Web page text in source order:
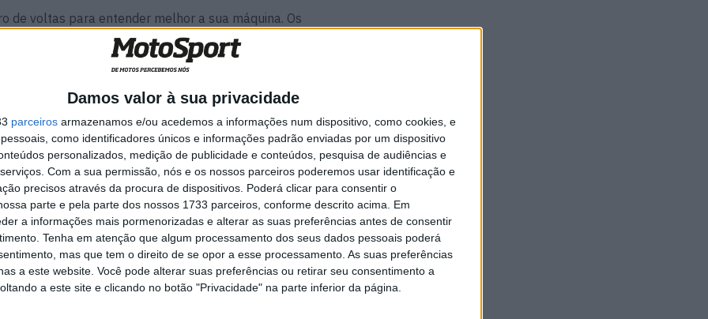
Damos valor à sua privacidade
parceiros armazenamos e/ou acedemos a informações num dispositivo, como cookies, e
como identificadores únicos e informações padrão enviadas por um dispositivo
personalizados, medição de publicidade e conteúdos, pesquisa de audiências e
Com a sua permissão, nós e os nossos parceiros poderemos usar identificação e
precisos através da procura de dispositivos. Poderá clicar para consentir o
parte e pela parte dos nossos 1733 parceiros, conforme descrito acima. Em
a informações mais pormenorizadas e alterar as suas preferências antes de consentir
Tenha em atenção que algum processamento dos seus dados pessoais poderá
mas que tem o direito de se opor a esse processamento. As suas preferências
a este website. Você pode alterar suas preferências ou retirar seu consentimento a
a este site e clicando no botão "Privacidade" na parte inferior da página.
de voltas para entender melhor a sua máquina. Os
Federico Fuligni também marcaram presença no
lugar, à frente de Krummenacher. Os três pilotos
mas, principalmente, a voltar a habituar-se às suas
as manchetes, a Yamaha GMT94 tem vindo a
em França, respectivamente, com Jules Cluzel e
O belga Loris Cresson também regressou ao circuito
enquanto se prepara para o regresso
de testes de Misano
) 1:37.644